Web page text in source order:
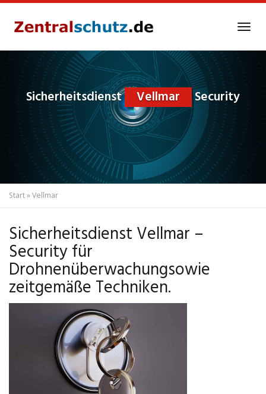
content
Sicherheitsdienst Vellmar Security
Start»Vellmar
Sicherheitsdienst Vellmar –
Security für
Drohnenüberwachungsowie
zeitgemäße Techniken.